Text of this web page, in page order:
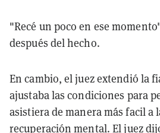
"Recé un poco en ese
después del hecho.
En cambio, el juez extendió la
ajustaba las condiciones para
asistiera de manera más facil a
recuperación mental. El juez